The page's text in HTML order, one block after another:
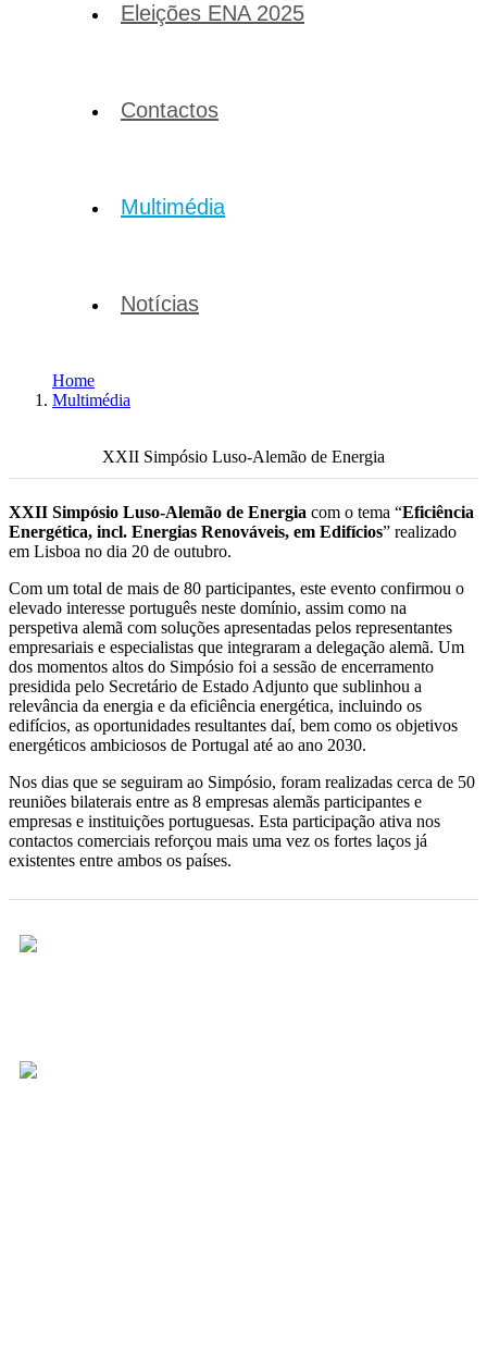
Eleições ENA 2025
Contactos
Multimédia
Notícias
Home
Multimédia
XXII Simpósio Luso-Alemão de Energia
XXII Simpósio Luso-Alemão de Energia com o tema “Eficiência
Energética, incl. Energias Renováveis, em Edifícios” realizado
em Lisboa no dia 20 de outubro.
Com um total de mais de 80 participantes, este evento confirmou o
elevado interesse português neste domínio, assim como na
perspetiva alemã com soluções apresentadas pelos representantes
empresariais e especialistas que integraram a delegação alemã. Um
dos momentos altos do Simpósio foi a sessão de encerramento
presidida pelo Secretário de Estado Adjunto que sublinhou a
relevância da energia e da eficiência energética, incluindo os
edifícios, as oportunidades resultantes daí, bem como os objetivos
energéticos ambiciosos de Portugal até ao ano 2030.
Nos dias que se seguiram ao Simpósio, foram realizadas cerca de 50
reuniões bilaterais entre as 8 empresas alemãs participantes e
empresas e instituições portuguesas. Esta participação ativa nos
contactos comerciais reforçou mais uma vez os fortes laços já
existentes entre ambos os países.